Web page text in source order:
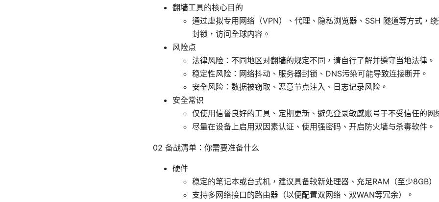
翻墙工具的核心目的
通过虚拟专用网络（VPN）、代理、隐私浏览器、SSH 隧道等方式，
封锁，访问全球内容。
风险点
法律风险：不同地区对翻墙的规定不同，请自行了解并遵守当地法律。
稳定性风险：网络抖动、服务器封锁、DNS污染可能导致连接断开。
安全风险：数据被窃取、恶意节点注入、日志记录风险。
安全常识
仅使用信誉良好的工具、定期更新、避免登录敏感账号于不受信任的网
尽量在设备上启用双因素认证、使用强密码、开启防火墙与杀毒软件。
02 备战清单：你需要准备什么
硬件
稳定的笔记本或台式机，建议具备较新处理器、充足RAM（至少8GB）
支持多网络接口的路由器（以便配置双网络、双WAN等冗余）。